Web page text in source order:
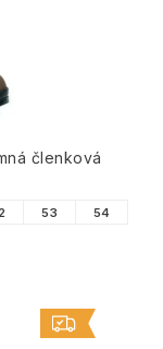
členková
53 54